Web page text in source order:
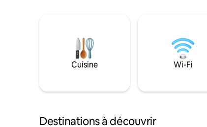
Cuisine Wi-Fi
Destinations à découvrir